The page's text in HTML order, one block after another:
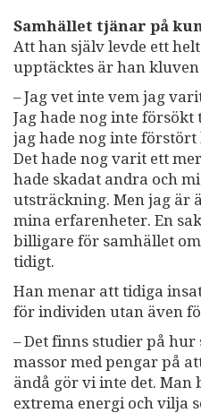
Samhället tjänar på
Att han själv levde ett
upptäcktes är han
– Jag vet inte vem jag
Jag hade nog inte
jag hade nog inte
Det hade nog varit ett
hade skadat andra och
utsträckning. Men jag är
mina erfarenheter. En
billigare för samhället
tidigt.
Han menar att tidiga
för individen utan även
– Det finns studier på
massor med pengar på
ändå gör vi inte det. Man
extrema energi och vilja